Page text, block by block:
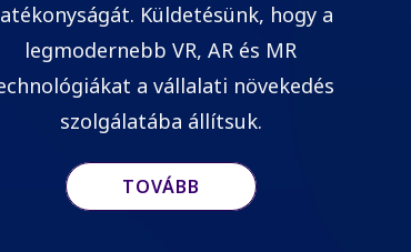
Küldetésünk, hogy a
legmodernebb VR, AR és MR
a vállalati növekedés
szolgálatába állítsuk.
TOVÁBB